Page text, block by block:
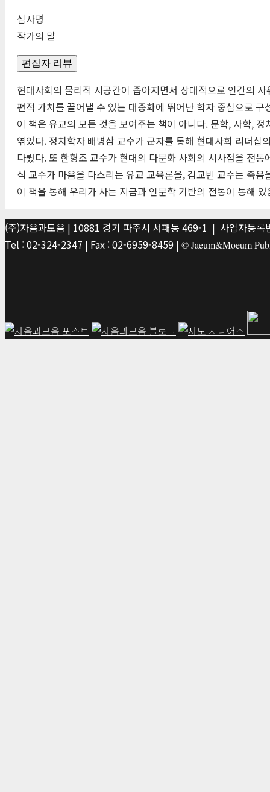
심사평
작가의 말
편집자 리뷰
현대사회의 물리적 시공간이 좁아지면서 상대적으로 인간의
편적 가치를 끌어낼 수 있는 대중화에 뛰어난 학자 중심으로
이 책은 유교의 모든 것을 보여주는 책이 아니다. 문학, 사학,
엮었다. 정치학자 배병삼 교수가 군자를 통해 현대사회 리더
다뤘다. 또 한형조 교수가 현대의 다문화 사회의 시사점을 전
식 교수가 마음을 다스리는 유교 교육론을, 김교빈 교수는 죽
이 책을 통해 우리가 사는 지금과 인문학 기반의 전통이 통해
(주)자음과모음 | 10881 경기 파주시 서패동 469-1 | 사업자등
Tel : 02-324-2347 | Fax : 02-6959-8459 | © Jaeum&Moeum